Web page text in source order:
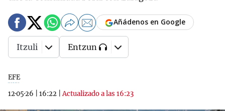
EFE
12·05·26
16:22 |Actualizado a las 16:23
Añádenos en Google
Itzuli Entzun